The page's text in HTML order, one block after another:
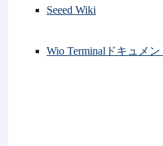
Seeed Wiki
Wio Terminalドキュメ